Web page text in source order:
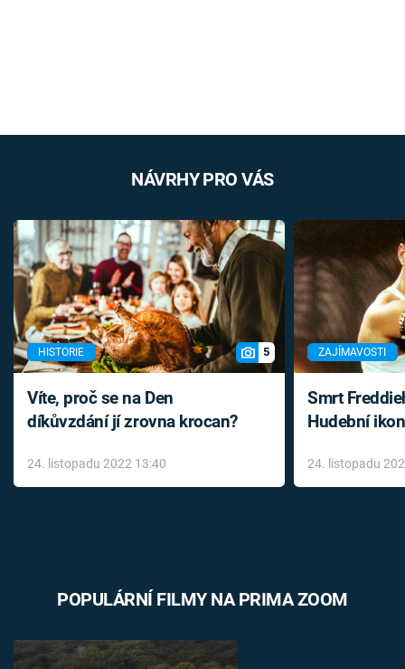
NÁVRHY PRO VÁS
HISTORIE 5
Víte, proč se na Den
díkůvzdání jí zrovna krocan?
24. listopadu 2022 13:40
ZAJÍMAVOSTI
Smrt
Hudební
léky
24. listopadu
POPULÁRNÍ FILMY NA PRIMA ZOOM